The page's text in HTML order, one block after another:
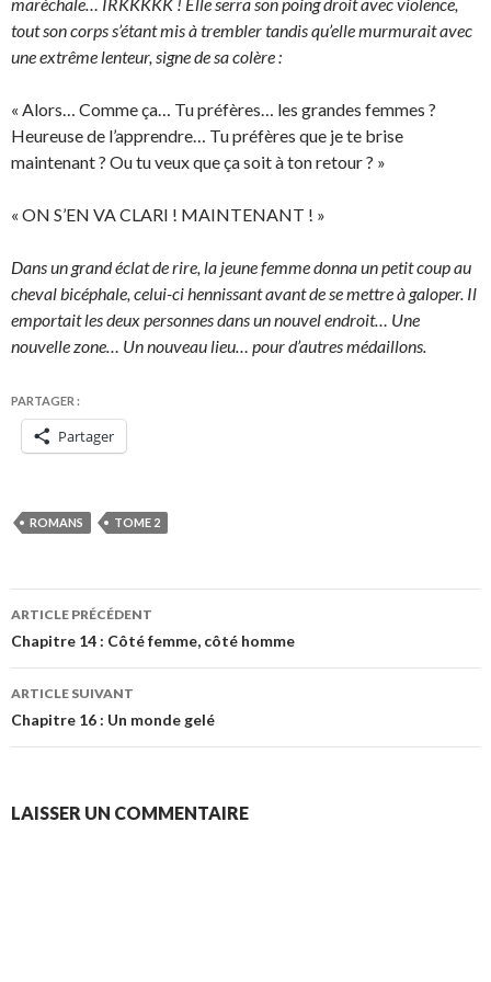
tout son corps s’étant mis à trembler tandis qu’elle murmurait avec
une extrême lenteur, signe de sa colère :
« Alors… Comme ça… Tu préfères… les grandes femmes ?
Heureuse de l’apprendre… Tu préfères que je te brise
maintenant ? Ou tu veux que ça soit à ton retour ? »
« ON S’EN VA CLARI ! MAINTENANT ! »
Dans un grand éclat de rire, la jeune femme donna un petit coup au
cheval bicéphale, celui-ci hennissant avant de se mettre à galoper. Il
emportait les deux personnes dans un nouvel endroit… Une
nouvelle zone… Un nouveau lieu… pour d’autres médaillons.
PARTAGER :
Partager
ROMANS TOME 2
Navigation
des
articles
ARTICLE PRÉCÉDENT
Chapitre 14 : Côté femme, côté homme
ARTICLE SUIVANT
Chapitre 16 : Un monde gelé
LAISSER UN COMMENTAIRE